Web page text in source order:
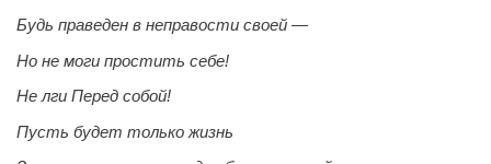
Будь праведен в неправости своей —
Но не моги простить себе!
Не лги Перед собой!
Пусть будет только жизнь